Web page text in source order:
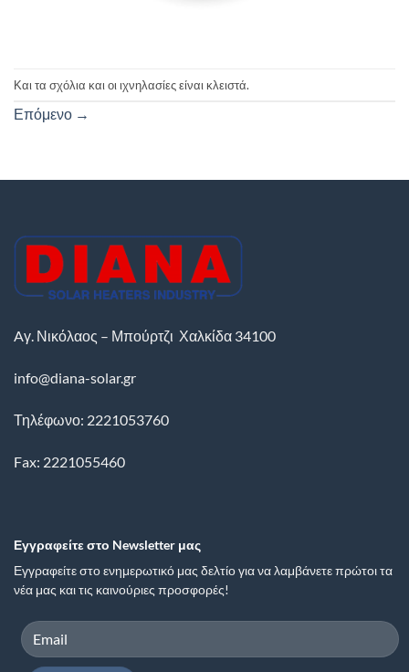
Και τα σχόλια και οι ιχνηλασίες είναι κλειστά.
Επόμενο →
Aγ. Νικόλαος – Μπούρτζι Χαλκίδα 34100
info@diana-solar.gr
Τηλέφωνο: 2221053760
Fax: 2221055460
Εγγραφείτε στο Newsletter μας
Εγγραφείτε στο ενημερωτικό μας δελτίο για να λαμβάνετε πρώτοι τα
νέα μας και τις καινούριες προσφορές!